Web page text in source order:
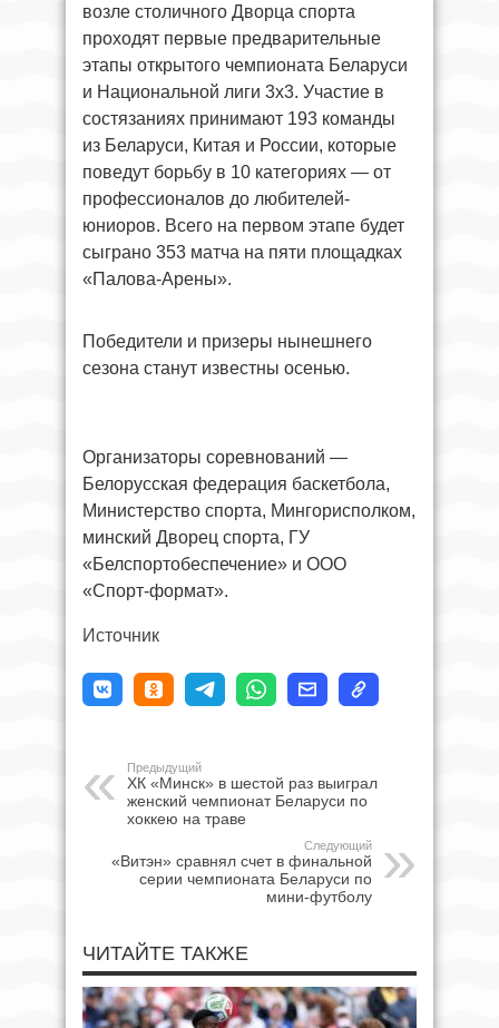
возле столичного Дворца спорта
проходят первые предварительные
этапы открытого чемпионата Беларуси
и Национальной лиги 3х3. Участие в
состязаниях принимают 193 команды
из Беларуси, Китая и России, которые
поведут борьбу в 10 категориях — от
профессионалов до любителей-
юниоров. Всего на первом этапе будет
сыграно 353 матча на пяти площадках
«Палова-Арены».
Победители и призеры нынешнего
сезона станут известны осенью.
Организаторы соревнований —
Белорусская федерация баскетбола,
Министерство спорта, Мингорисполком,
минский Дворец спорта, ГУ
«Белспортобеспечение» и ООО
«Спорт-формат».
Источник
Предыдущий
ХК «Минск» в шестой раз выиграл
женский чемпионат Беларуси по
хоккею на траве
Следующий
«Витэн» сравнял счет в финальной
серии чемпионата Беларуси по
мини-футболу
ЧИТАЙТЕ ТАКЖЕ